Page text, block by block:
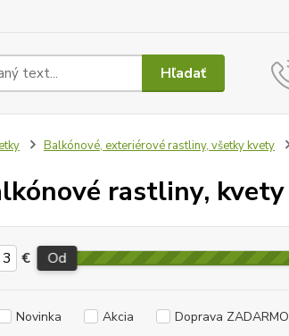
Hľadať
Balkónové, exteriérové rastliny, všetky kvety
rastliny, kvety
€ Od
Novinka Akcia Doprava ZADARMO